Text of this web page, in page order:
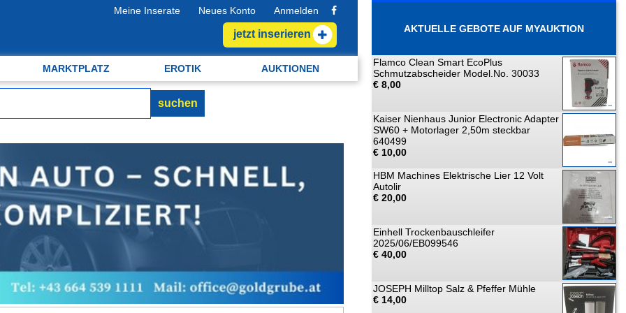
Meine Inserate Neues Konto Anmelden
jetzt inserieren
MARKTPLATZ EROTIK AUKTIONEN
suchen
AKTUELLE GEBOTE AUF MYAUKTION
Flamco Clean Smart EcoPlus
Schmutzabscheider Model.No. 30033
€ 8,00
Kaiser Nienhaus Junior Electronic Adapter
SW60 + Motorlager 2,50m steckbar
640499
€ 10,00
HBM Machines Elektrische Lier 12 Volt
Autolir
€ 20,00
Einhell Trockenbauschleifer
2025/06/EB099546
€ 40,00
JOSEPH Milltop Salz & Pfeffer Mühle
€ 14,00